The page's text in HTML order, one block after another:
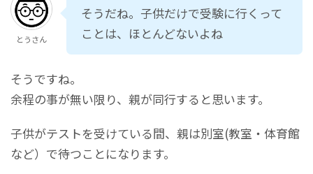
とうさん
そうだね。子供だけで受験に行くって
ことは、ほとんどないよね
そうですね。
余程の事が無い限り、親が同行すると思います。
子供がテストを受けている間、親は別室(教室・体育館
など）で待つことになります。